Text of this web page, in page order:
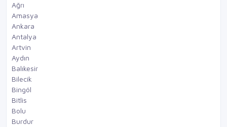
Ağrı
Amasya
Ankara
Antalya
Artvin
Aydın
Balıkesir
Bilecik
Bingöl
Bitlis
Bolu
Burdur